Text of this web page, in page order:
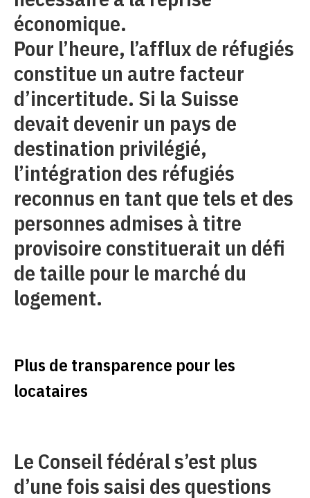
économique.
Pour l’heure, l’afflux de réfugiés
constitue un autre facteur
d’incertitude. Si la Suisse
devait devenir un pays de
destination privilégié,
l’intégration des réfugiés
reconnus en tant que tels et des
personnes admises à titre
provisoire constituerait un défi
de taille pour le marché du
logement.
Plus de transparence pour les
locataires
Le Conseil fédéral s’est plus
d’une fois saisi des questions